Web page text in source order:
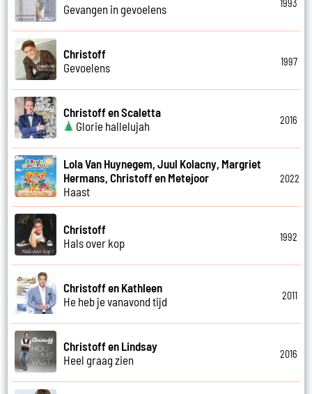
Gevangen in gevoelens
1993
Christoff
Gevoelens
1997
Christoff en Scaletta
Glorie hallelujah
2016
Lola Van Huynegem, Juul Kolacny, Margriet
Hermans, Christoff en Metejoor
Haast
2022
Christoff
Hals over kop
1992
Christoff en Kathleen
He heb je vanavond tijd
2011
Christoff en Lindsay
Heel graag zien
2016